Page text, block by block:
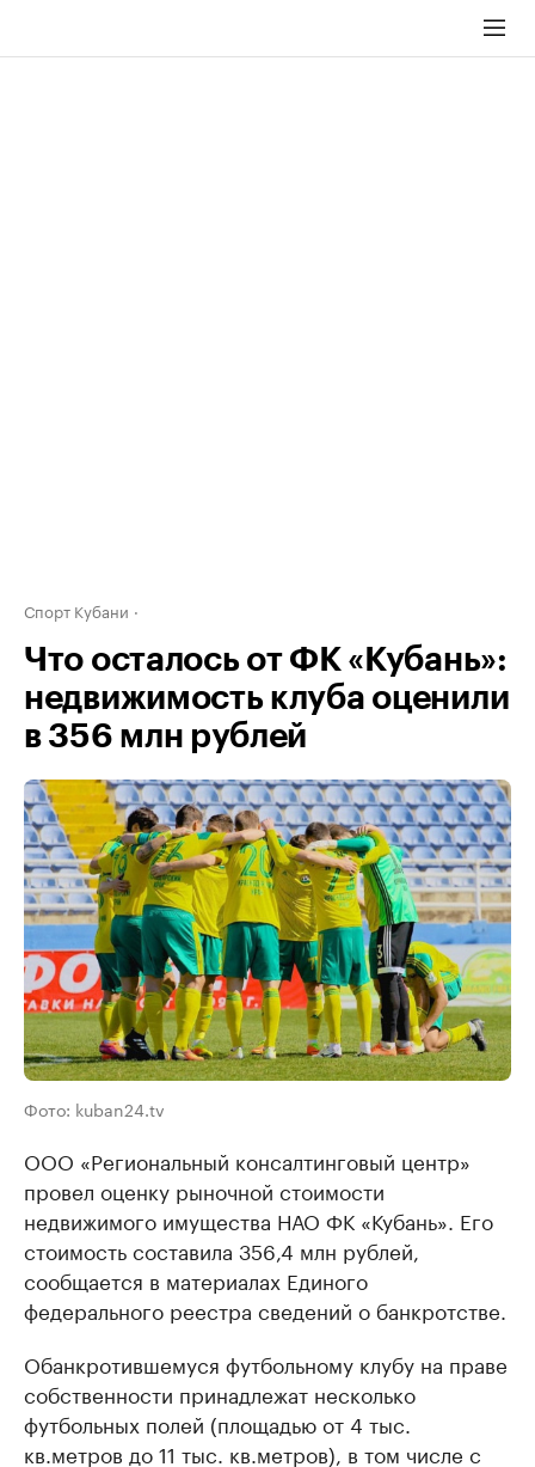
Спорт Кубани
Что осталось от ФК «Кубань»:
недвижимость клуба оценили
в 356 млн рублей
Фото: kuban24.tv
ООО «Региональный консалтинговый центр»
провел оценку рыночной стоимости
недвижимого имущества НАО ФК «Кубань». Его
стоимость составила 356,4 млн рублей,
сообщается в материалах Единого
федерального реестра сведений о банкротстве.
Обанкротившемуся футбольному клубу на праве
собственности принадлежат несколько
футбольных полей (площадью от 4 тыс.
кв.метров до 11 тыс. кв.метров), в том числе с